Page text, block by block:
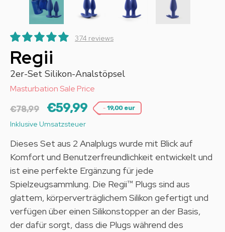
374 reviews
Regii
2er-Set Silikon-Analstöpsel
Masturbation Sale Price
€78,99 €59,99 - 19,00 eur
Inklusive Umsatzsteuer
Dieses Set aus 2 Analplugs wurde mit Blick auf
Komfort und Benutzerfreundlichkeit entwickelt und
ist eine perfekte Ergänzung für jede
Spielzeugsammlung. Die Regii™ Plugs sind aus
glattem, körperverträglichem Silikon gefertigt und
verfügen über einen Silikonstopper an der Basis,
der dafür sorgt, dass die Plugs während des